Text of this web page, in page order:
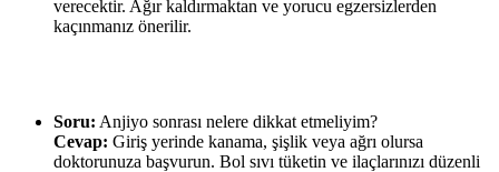
verecektir. Ağır kaldırmaktan ve yorucu egzersizlerden
kaçınmanız önerilir.
Soru: Anjiyo sonrası nelere dikkat etmeliyim?
Cevap: Giriş yerinde kanama, şişlik veya ağrı olursa
doktorunuza başvurun. Bol sıvı tüketin ve ilaçlarınızı düzenli